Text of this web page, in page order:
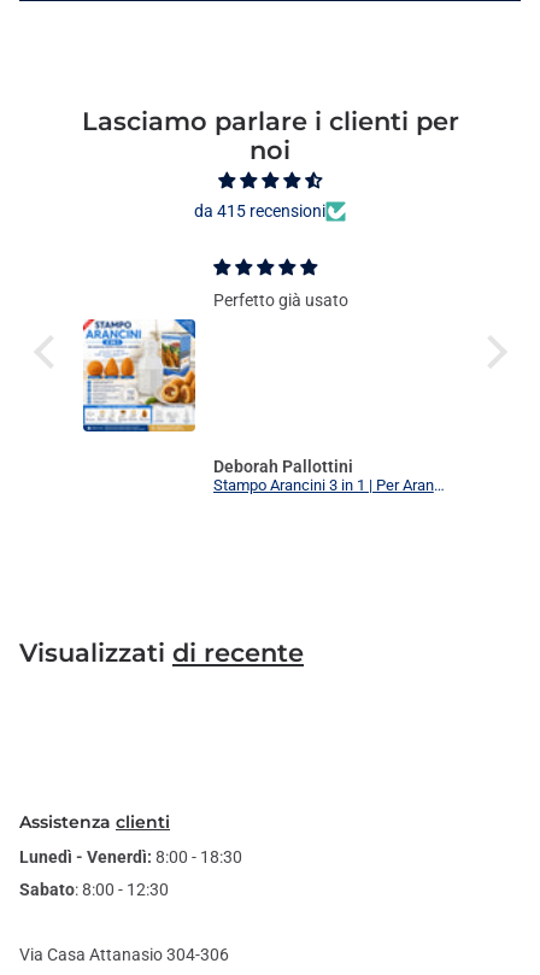
Lasciamo parlare i clienti per
noi
da 415 recensioni
Perfetto già usato
Deborah Pallottini
Stampo Arancini 3 in 1 | Per Arancini, Supplì e Polpette Uniformi | 3 Forme Intercambiabili Food Grade + Ricettario
Visualizzati di recente
Assistenza clienti
Lunedì - Venerdì: 8:00 - 18:30
Sabato: 8:00 - 12:30
Via Casa Attanasio 304-306